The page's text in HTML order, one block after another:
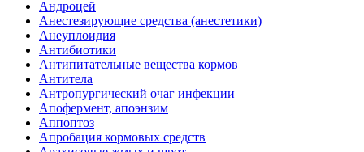
Андроцей
Анестезирующие средства (анестетики)
Анеуплоидия
Антибиотики
Антипитательные вещества кормов
Антитела
Антропургический очаг инфекции
Апофермент, апоэнзим
Аппоптоз
Апробация кормовых средств